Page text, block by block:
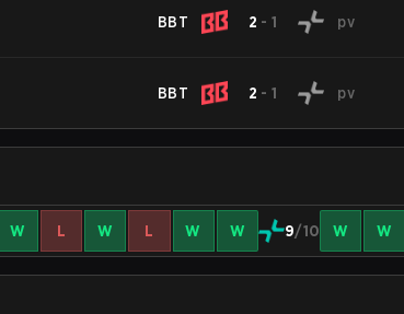
BBT 2 -1 pv
BBT 2 -1 pv
W L W L W W 9/10 W W